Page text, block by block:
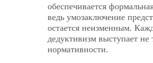
обеспечивается
ведь умозаключение
остается неизменным.
дедуктивизм выступает
нормативности.